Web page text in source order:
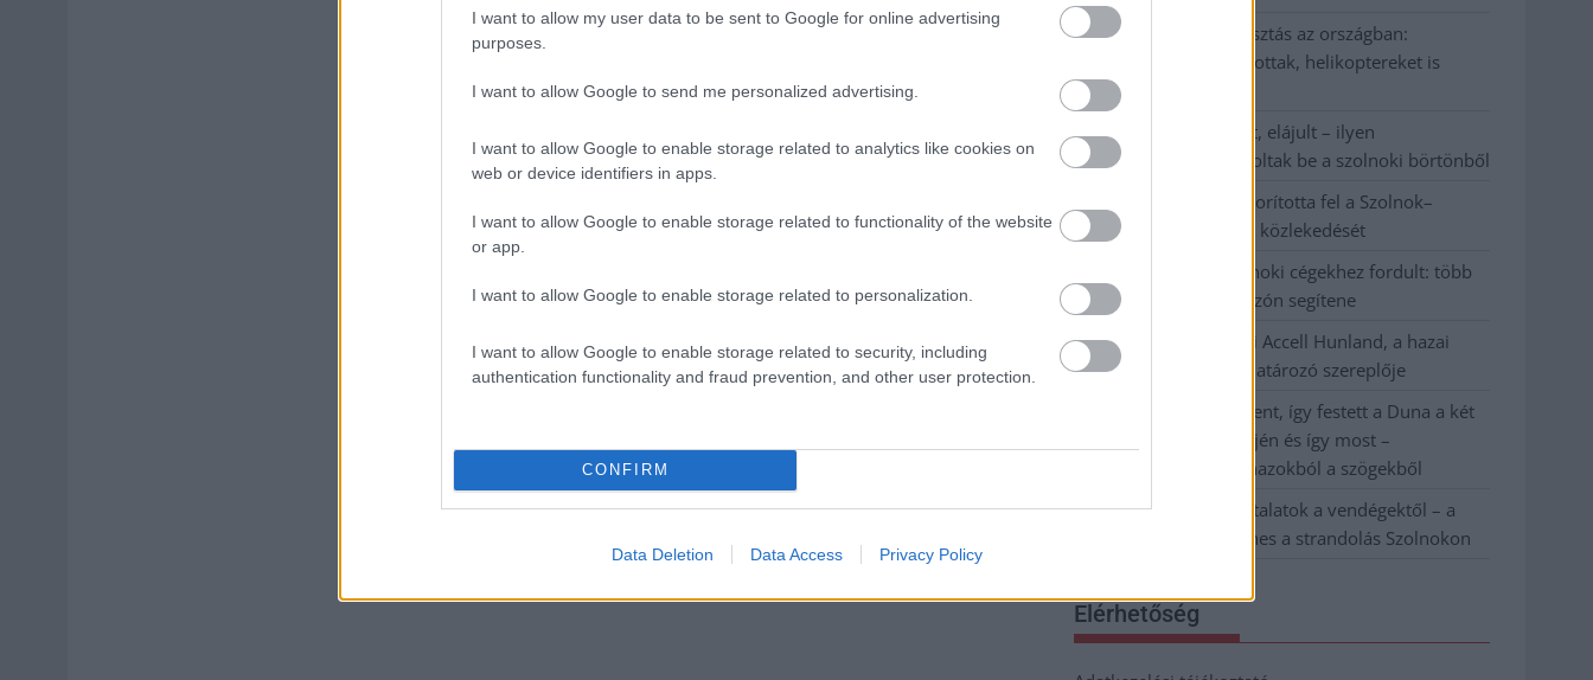
I want to allow my user data to be sent to Google for online advertising
purposes.
I want to allow Google to send me personalized advertising.
I want to allow Google to enable storage related to analytics like cookies on
web or device identifiers in apps.
I want to allow Google to enable storage related to functionality of the website
or app.
I want to allow Google to enable storage related to personalization.
I want to allow Google to enable storage related to security, including
authentication functionality and fraud prevention, and other user protection.
CONFIRM
Data Deletion Data Access Privacy Policy
Harmadfokú hőségriasztás az országban:
Szolnokon klímát javítottak, helikoptereket is
bevetettek a tüzeknél
A zárkában rosszul lett, elájult – ilyen
körülményekről számoltak be a szolnoki börtönből
Váratlan fennakadás borította fel a Szolnok–
Kecskemét vasútvonal közlekedését
A polgármester a szolnoki cégekhez fordult: több
száz elbocsátott dolgozón segítene
Csődbe ment a tószegi Accell Hunland, a hazai
kerékpárgyártás meghatározó szereplője
Egyszer fent, egyszer lent, így festett a Duna a két
évvel ezelőtti árvíz idején és így most –
fotógyűjtemény ugyanazokból a szögekből
Ilyenek eddig a tapasztalatok a vendégektől – a
hőhullám miatt ingyenes a strandolás Szolnokon
Elérhetőség